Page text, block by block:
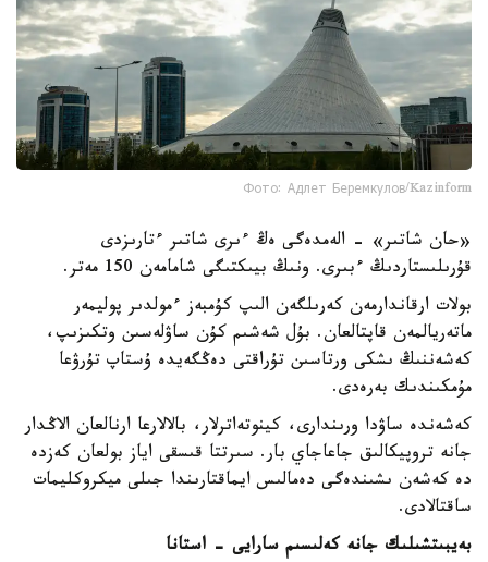
Фото: Адлет Беремкулов/Kazinform
«حان شاتىر» - الەمدەگى ەڭ ءىرى شاتىر ءتارىزدى
قۇرىلىستاردىڭ ءبىرى. ونىڭ بيىكتىگى شامامەن 150 مەتر.
بولات ارقاندارمەن كەرىلگەن الىپ كۇمبەز ءمولدىر پوليمەر
ماتەريالمەن قاپتالعان. بۇل شەشىم كۇن ساۋلەسىن وتكىزىپ،
كەشەننىڭ ىشكى ورتاسىن تۇراقتى دەڭگەيدە ۇستاپ تۇرۋعا
مۇمكىندىك بەرەدى.
كەشەندە ساۋدا ورىندارى، كينوتەاترلار، بالالارعا ارنالعان الاڭدار
جانە تروپيكالىق جاعاجاي بار. سىرتتا قىسقى اياز بولعان كەزدە
دە كەشەن ىشىندەگى دەمالىس ايماقتارىندا جىلى ميكروكليمات
ساقتالادى.
بەيبىتشىلىك جانە كەلىسىم سارايى - استانا